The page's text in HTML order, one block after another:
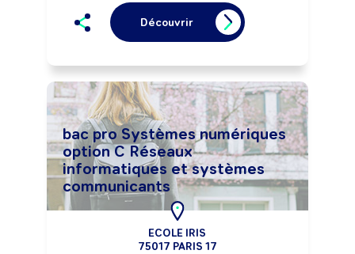
Découvrir
bac pro Systèmes numériques
option C Réseaux
informatiques et systèmes
communicants
ECOLE IRIS
75017 PARIS 17